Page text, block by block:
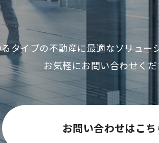
タイプの不動産に最適なソリュー
お気軽にお問い合わせくだ
お問い合わせはこち